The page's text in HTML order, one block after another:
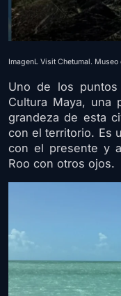
ImagenL Visit Chetumal.
Uno de los
Cultura Maya, una
grandeza de esta
con el territorio. Es
con el presente y
Roo con otros ojos.